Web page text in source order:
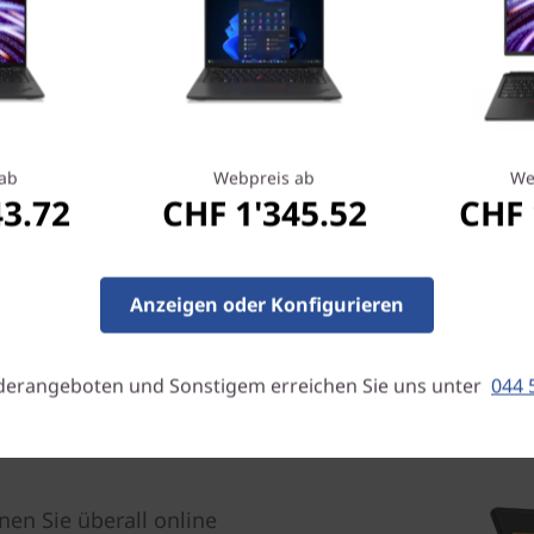
Geprüfte Haltbarkeit
Das X13 Yoga wird auf 12
und mehr als 200
unter
Wildnis,
Erschütterungen – das
auch kommen mag.
Sie überall online
Webpreis ab
CHF 1'345.52
Anzeigen oder Konfigurieren
und Sonstigem erreichen Sie uns unter 044